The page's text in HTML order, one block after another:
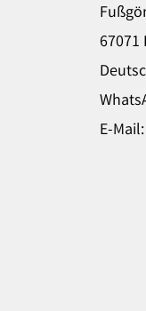
67071
E-